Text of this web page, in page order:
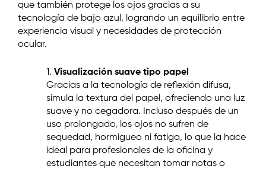
que también protege los ojos gracias a su
tecnología de bajo azul, logrando un equilibrio entre
experiencia visual y necesidades de protección
ocular.
1. Visualización suave tipo papel
Gracias a la tecnología de reflexión difusa,
simula la textura del papel, ofreciendo una luz
suave y no cegadora. Incluso después de un
uso prolongado, los ojos no sufren de
sequedad, hormigueo ni fatiga, lo que la hace
ideal para profesionales de la oficina y
estudiantes que necesitan tomar notas o